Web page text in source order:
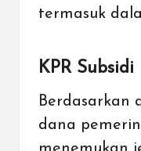
termasuk
KPR Subsidi
Berdasarkan
dana